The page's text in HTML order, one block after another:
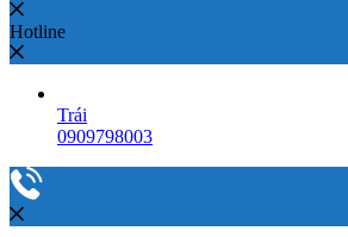
Hotline
Trái
0909798003